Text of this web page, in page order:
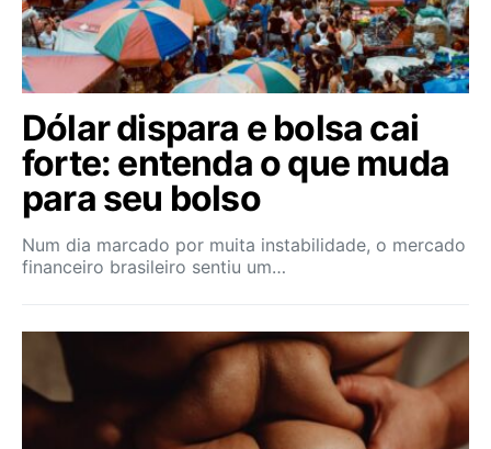
Dólar dispara e bolsa cai
forte: entenda o que muda
para seu bolso
Num dia marcado por muita instabilidade, o mercado
financeiro brasileiro sentiu um…